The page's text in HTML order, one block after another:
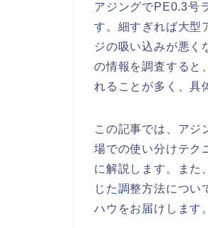
アジングでPE0.3号
す。細すぎれば大型
ジの吸い込みが悪く
の情報を調査すると
れることが多く、具
この記事では、アジ
場での使い分けテク
に解説します。また
じた調整方法につい
ハウをお届けします。